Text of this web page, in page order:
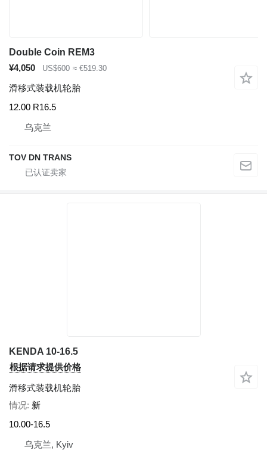
Double Coin REM3
¥4,050
US$600 ≈ €519.30
滑移式装载机轮胎
12.00 R16.5
乌克兰
TOV DN TRANS
KENDA 10-16.5
根据请求提供价格
滑移式装载机轮胎
情况 新
10.00-16.5
乌克兰, Kyiv